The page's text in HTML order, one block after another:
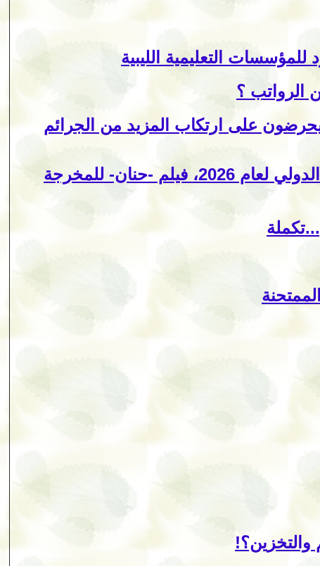
التعليمية الليبية
الرواتب ؟
على ارتكاب المزيد من الجرائم
ضمن برنامج -الأفلام القصيرة- لمهرجان تورنتو السينمائي الدولي لعام 2026، فيلم -حنان- للمخرجة
والتخزين؟!